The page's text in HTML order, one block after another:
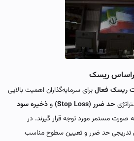
براساس ریسک
ریسک فعالبرای سرمایه‌گذاران اهمیت بالایی
حد ضرر (Stop Loss) وذخیره سود
صورت مستمر مورد توجه قرار گیرند. در
تدریجی حد ضرر و تعیین سطوح مناسب